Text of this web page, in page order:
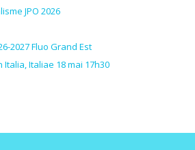
JPO 2026
2027 Fluo Grand Est
Italiae 18 mai 17h30